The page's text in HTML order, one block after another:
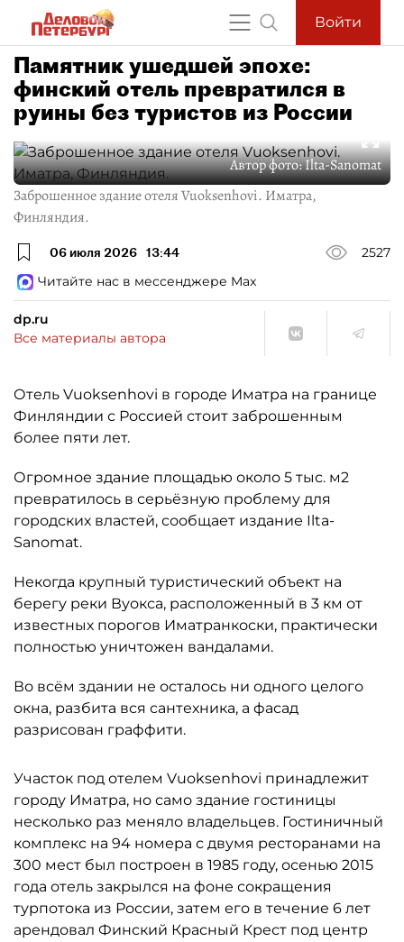
Войти
Памятник ушедшей эпохе:
финский отель превратился в
руины без туристов из России
Автор фото:Ilta-Sanomat
Заброшенное здание отеля Vuoksenhovi. Иматра,
Финляндия.
06 июля 2026 13:44
2527
Читайте нас в мессенджере Max
dp.ru
Все материалы автора
Отель Vuoksenhovi в городе Иматра на границе
Финляндии с Россией стоит заброшенным
более пяти лет.
Огромное здание площадью около 5 тыс. м2
превратилось в серьёзную проблему для
городских властей, сообщает издание Ilta-
Sanomat.
Некогда крупный туристический объект на
берегу реки Вуокса, расположенный в 3 км от
известных порогов Иматранкоски, практически
полностью уничтожен вандалами.
Во всём здании не осталось ни одного целого
окна, разбита вся сантехника, а фасад
разрисован граффити.
Участок под отелем Vuoksenhovi принадлежит
городу Иматра, но само здание гостиницы
несколько раз меняло владельцев. Гостиничный
комплекс на 94 номера с двумя ресторанами на
300 мест был построен в 1985 году, осенью 2015
года отель закрылся на фоне сокращения
турпотока из России, затем его в течение 6 лет
арендовал Финский Красный Крест под центр